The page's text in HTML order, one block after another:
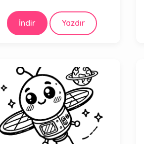
İndir Yazdır